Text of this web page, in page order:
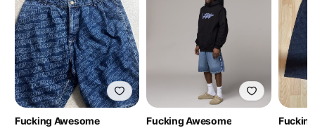
Fucking Awesome Fucking Awesome